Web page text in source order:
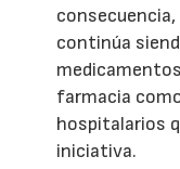
continúa
farmacia
hospitalarios
iniciativa.